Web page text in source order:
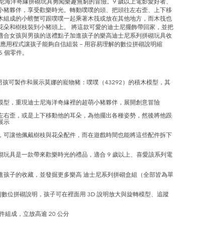
夥伴，享受歡樂時光。轉動噗噗的頭、把頭往左右歪、上下移
成的小螃蟹可跟噗噗一起乘著木筏或放在其他地方，而木筏也
和樹枝裝到小豬頭上。 將這款可愛的迪士尼擺飾帶回家，並把
女孩與男孩的送禮點子加進孩子的樂高迪士尼系列拼砌玩具收
用程式讓孩子能夠自信組裝－用容易理解的數位拼砌說明縮
零件。
可製作和展示莫娜的寵物豬：噗噗（43292）的積木模型，其
，重現迪士尼海洋奇緣裡的超萌小豬夥伴，展開創意冒險
歪，或是上下移動他的耳朵，為他擺出各種姿勢，然後將他跟
示
讓他佩戴樹枝與花朵配件，而在遊戲時間也能將這些配件拆下
具是一款帶來歡樂時光的禮品，適合 9 歲以上、喜愛該系列電
子的收藏，並發掘更多樂高 迪士尼系列拼砌盒組（全部皆為單
位拼砌說明，孩子可在裡面用 3D 說明放大與旋轉模型、追蹤
組成，立放高逾 20 公分